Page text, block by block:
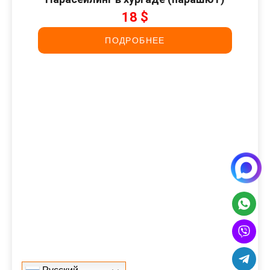
18 $
ПОДРОБНЕЕ